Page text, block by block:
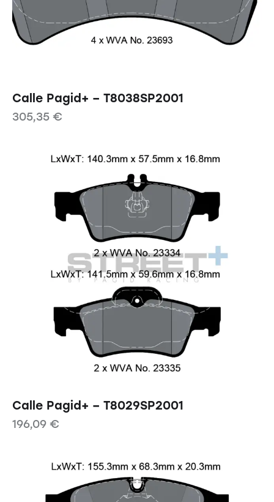
Calle Pagid+ – T8038SP2001
305,35 €
Calle Pagid+ – T8029SP2001
196,09 €